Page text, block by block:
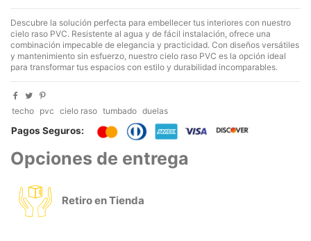
Descubre la solución perfecta para embellecer tus interiores con nuestro
cielo raso PVC. Resistente al agua y de fácil instalación, ofrece una
combinación impecable de elegancia y practicidad. Con diseños versátiles
y mantenimiento sin esfuerzo, nuestro cielo raso PVC es la opción ideal
para transformar tus espacios con estilo y durabilidad incomparables.
techo pvc cielo raso tumbado duelas
Pagos Seguros:
Opciones de entrega
Retiro en Tienda